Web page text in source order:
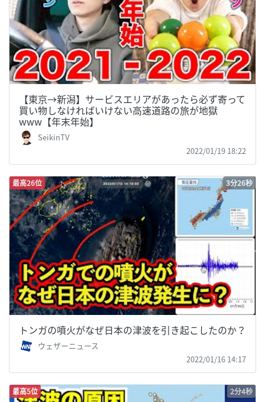
【東京→新潟】サービスエリアがあったら必ず寄って
買い物しなければいけない高速道路の旅が地獄
www【年末年始】
SeikinTV
2022/01/19 18:22
最高26位 3分26秒
トンガの噴火がなぜ日本の津波を引き起こしたのか？
ウェザーニュース
2022/01/16 14:17
最高5位 2分4秒